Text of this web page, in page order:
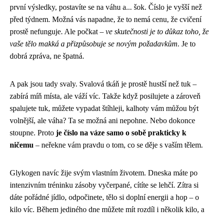
první výsledky, postavíte se na váhu a... šok. Číslo je vyšší než
před týdnem. Možná vás napadne, že to nemá cenu, že cvičení
prostě nefunguje. Ale počkat – ve skutečnosti je to důkaz toho, že
vaše tělo makká a přizpůsobuje se novým požadavkům. Je to
dobrá zpráva, ne špatná.
A pak jsou tady svaly. Svalová tkáň je prostě hustší než tuk –
zabírá míň místa, ale váží víc. Takže když posilujete a zároveň
spalujete tuk, můžete vypadat štíhleji, kalhoty vám můžou být
volnější, ale váha? Ta se možná ani nepohne. Nebo dokonce
stoupne. Proto je číslo na váze samo o sobě prakticky k
ničemu – neřekne vám pravdu o tom, co se děje s vaším tělem.
Glykogen navíc žije svým vlastním životem. Dneska máte po
intenzivním tréninku zásoby vyčerpané, cítíte se lehčí. Zítra si
dáte pořádné jídlo, odpočinete, tělo si doplní energii a hop – o
kilo víc. Během jediného dne můžete mít rozdíl i několik kilo, a